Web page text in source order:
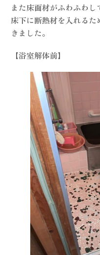
また床面材がふわふわ
床下に断熱材を入れる
きました。
【浴室解体前】